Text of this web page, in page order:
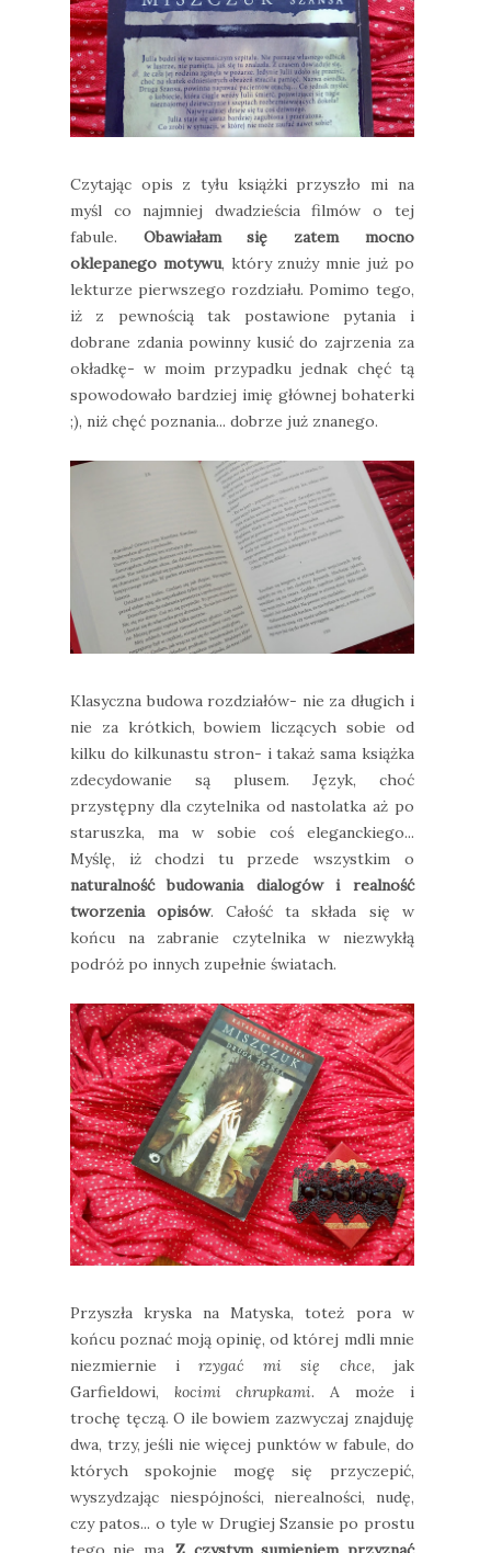
Czytając opis z tyłu książki przyszło mi na
myśl co najmniej dwadzieścia filmów o tej
fabule. Obawiałam się zatem mocno
oklepanego motywu, który znuży mnie już po
lekturze pierwszego rozdziału. Pomimo tego,
iż z pewnością tak postawione pytania i
dobrane zdania powinny kusić do zajrzenia za
okładkę- w moim przypadku jednak chęć tą
spowodowało bardziej imię głównej bohaterki
;), niż chęć poznania... dobrze już znanego.
Klasyczna budowa rozdziałów- nie za długich i
nie za krótkich, bowiem liczących sobie od
kilku do kilkunastu stron- i takaż sama książka
zdecydowanie są plusem. Język, choć
przystępny dla czytelnika od nastolatka aż po
staruszka, ma w sobie coś eleganckiego...
Myślę, iż chodzi tu przede wszystkim o
naturalność budowania dialogów i realność
tworzenia opisów. Całość ta składa się w
końcu na zabranie czytelnika w niezwykłą
podróż po innych zupełnie światach.
Przyszła kryska na Matyska, toteż pora w
końcu poznać moją opinię, od której mdli mnie
niezmiernie irzygać mi się chce, jak
Garfieldowi, kocimi chrupkami. A może i
trochę tęczą. O ile bowiem zazwyczaj znajduję
dwa, trzy, jeśli nie więcej punktów w fabule, do
których spokojnie mogę się przyczepić,
wyszydzając niespójności, nierealności, nudę,
czy patos... o tyle w Drugiej Szansie po prostu